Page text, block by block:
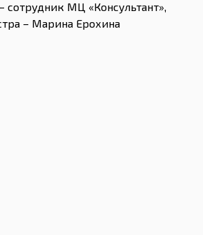
сотрудник МЦ «Консультант»,
– Марина Ерохина